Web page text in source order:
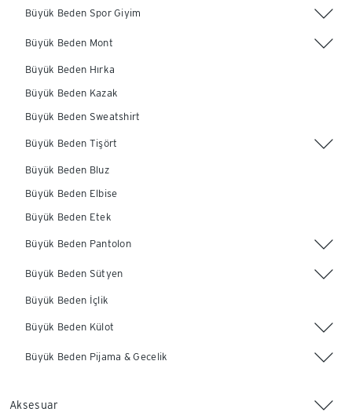
Büyük Beden Spor Giyim
Büyük Beden Mont
Büyük Beden Hırka
Büyük Beden Kazak
Büyük Beden Sweatshirt
Büyük Beden Tişört
Büyük Beden Bluz
Büyük Beden Elbise
Büyük Beden Etek
Büyük Beden Pantolon
Büyük Beden Sütyen
Büyük Beden İçlik
Büyük Beden Külot
Büyük Beden Pijama & Gecelik
Aksesuar